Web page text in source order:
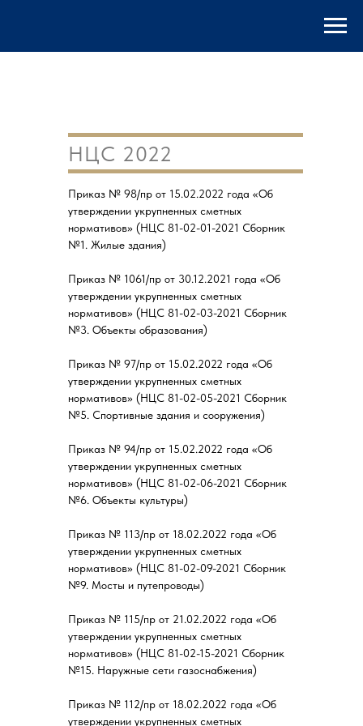
Приказ № 98/пр от 15.02.2022 года «Об
утверждении укрупненных сметных
нормативов» (НЦС 81-02-01-2021 Сборник
№1. Жилые здания)
Приказ № 1061/пр от 30.12.2021 года «Об
утверждении укрупненных сметных
нормативов» (НЦС 81-02-03-2021 Сборник
№3. Объекты образования)
Приказ № 97/пр от 15.02.2022 года «Об
утверждении укрупненных сметных
нормативов» (НЦС 81-02-05-2021 Сборник
№5. Спортивные здания и сооружения)
Приказ № 94/пр от 15.02.2022 года «Об
утверждении укрупненных сметных
нормативов» (НЦС 81-02-06-2021 Сборник
№6. Объекты культуры)
Приказ № 113/пр от 18.02.2022 года «Об
утверждении укрупненных сметных
нормативов» (НЦС 81-02-09-2021 Сборник
№9. Мосты и путепроводы)
Приказ № 115/пр от 21.02.2022 года «Об
утверждении укрупненных сметных
нормативов» (НЦС 81-02-15-2021 Сборник
№15. Наружные сети газоснабжения)
Приказ № 112/пр от 18.02.2022 года «Об
утверждении укрупненных сметных
НЦС 2022